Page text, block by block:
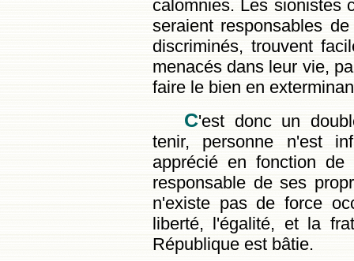
calomnies. Les sionistes
seraient responsables
discriminés, trouvent
menacés dans leur vie,
faire le bien en
C'est donc un
tenir, personne n'est
apprécié en fonction
responsable de ses
n'existe pas de force
liberté, l'égalité, et la
République est bâtie.